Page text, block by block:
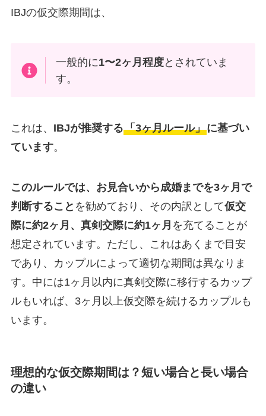
IBJの仮交際期間は、
一般的に1〜2ヶ月程度とされていま
す。
これは、 IBJが推奨する「3ヶ月ルール」に基づい
ています。
このルールでは、お見合いから成婚までを3ヶ月で
判断すること を勧めており、その内訳として仮交
際に約2ヶ月、真剣交際に約1ヶ月 を充てることが
想定されています。ただし、これはあくまで目安
であり、カップルによって適切な期間は異なりま
す。中には1ヶ月以内に真剣交際に移行するカップ
ルもいれば、3ヶ月以上仮交際を続けるカップルも
います。
理想的な仮交際期間は？短い場合と長い場合
の違い